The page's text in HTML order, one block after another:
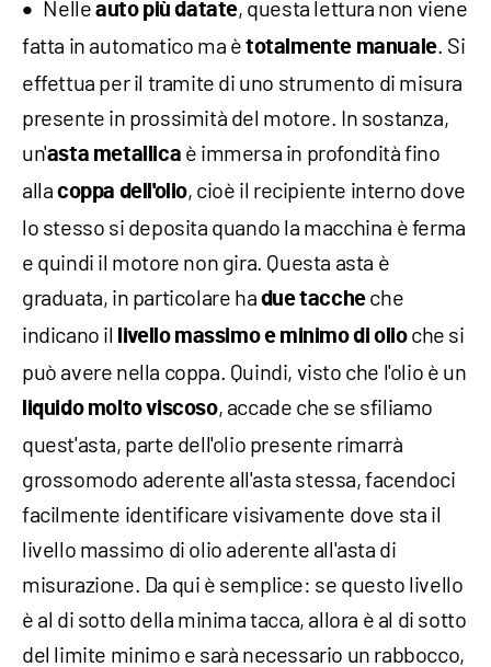
Nelle auto più datate, questa lettura non viene
fatta in automatico ma ètotalmente manuale. Si
effettua per il tramite di uno strumento di misura
presente in prossimità del motore. In sostanza,
un'asta metallica è immersa in profondità fino
alla coppa dell'olio, cioè il recipiente interno dove
lo stesso si deposita quando la macchina è ferma
e quindi il motore non gira. Questa asta è
graduata, in particolare ha due tacche che
indicano il livello massimo e minimo di olio che si
può avere nella coppa. Quindi, visto che l'olio è un
liquido molto viscoso, accade che se sfiliamo
quest'asta, parte dell'olio presente rimarrà
grossomodo aderente all'asta stessa, facendoci
facilmente identificare visivamente dove sta il
livello massimo di olio aderente all'asta di
misurazione. Da qui è semplice: se questo livello
è al di sotto della minima tacca, allora è al di sotto
del limite minimo e sarà necessario un rabbocco,